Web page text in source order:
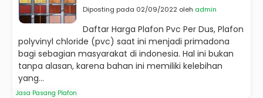
Diposting pada 02/09/2022 oleh admin
Daftar Harga Plafon Pvc Per Dus, Plafon
polyvinyl chloride (pvc) saat ini menjadi primadona
bagi sebagian masyarakat di indonesia. Hal ini bukan
tanpa alasan, karena bahan ini memiliki kelebihan
yang...
Jasa Pasang Plafon